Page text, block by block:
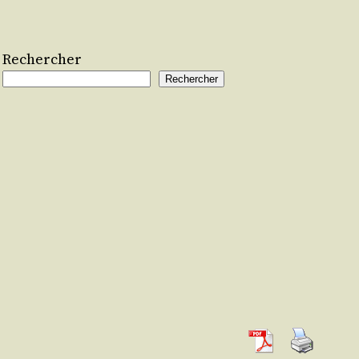
Rechercher
Rechercher